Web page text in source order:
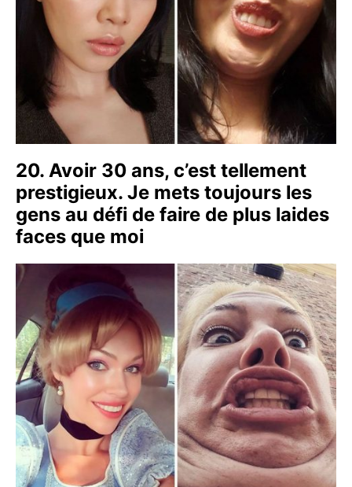
20. Avoir 30 ans, c’est tellement
prestigieux. Je mets toujours les
gens au défi de faire de plus laides
faces que moi